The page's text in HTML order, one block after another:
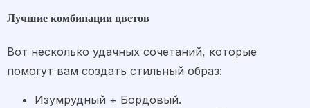
Лучшие комбинации цветов
Вот несколько удачных сочетаний, которые
помогут вам создать стильный образ:
Изумрудный + Бордовый.